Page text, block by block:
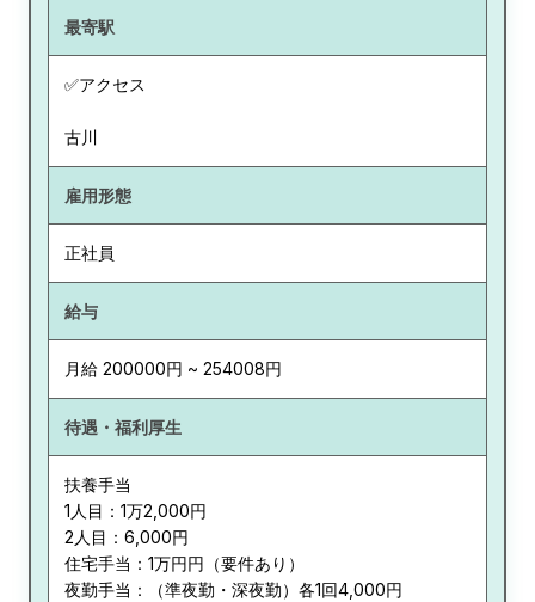
最寄駅
✅アクセス
古川
雇用形態
正社員
給与
月給 200000円 ~ 254008円
待遇・福利厚生
扶養手当
1人目：1万2,000円
2人目：6,000円
住宅手当：1万円円（要件あり）
夜勤手当：（準夜勤・深夜勤）各1回4,000円